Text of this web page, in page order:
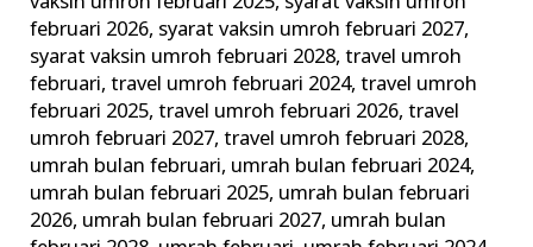
februari 2026, syarat vaksin umroh februari 2027,
syarat vaksin umroh februari 2028,travel umroh
februari,travel umroh februari 2024,travel umroh
februari 2025,travel umroh februari 2026,travel
umroh februari 2027,travel umroh februari 2028,
umrah bulan februari, umrah bulan februari 2024,
umrah bulan februari 2025, umrah bulan februari
2026, umrah bulan februari 2027, umrah bulan